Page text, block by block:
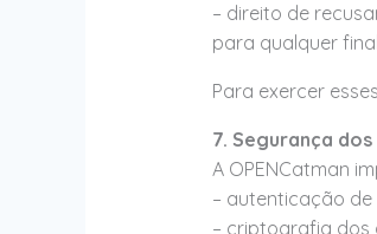
– direito de
para qualquer
Para exercer
7. Segurança
A OPENCatman
– autenticação
– criptografia dos